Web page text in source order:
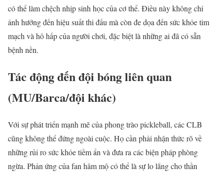
có thể làm chệch nhịp sinh học của cơ thể. Điều này không chỉ
ảnh hưởng đến hiệu suất thi đấu mà còn đe dọa đến sức khỏe tim
mạch và hô hấp của người chơi, đặc biệt là những ai đã có sẵn
bệnh nền.
Tác động đến đội bóng liên quan
(MU/Barca/đội khác)
Với sự phát triển mạnh mẽ của phong trào pickleball, các CLB
cũng không thể đứng ngoài cuộc. Họ cần phải nhận thức rõ về
những rủi ro sức khỏe tiềm ẩn và đưa ra các biện pháp phòng
ngừa. Phản ứng của fan hâm mộ có thể là sự lo lắng cho thần